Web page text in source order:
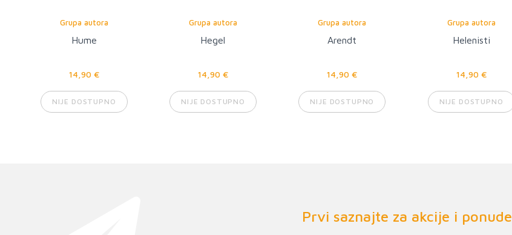
Grupa autora
Hume
14,90 €
NIJE DOSTUPNO
Grupa autora
Hegel
14,90 €
NIJE DOSTUPNO
Grupa autora
Arendt
14,90 €
NIJE DOSTUPNO
Grupa autora
Helenisti
14,90 €
NIJE DOSTUPNO
Prvi saznajte za akcije i ponude